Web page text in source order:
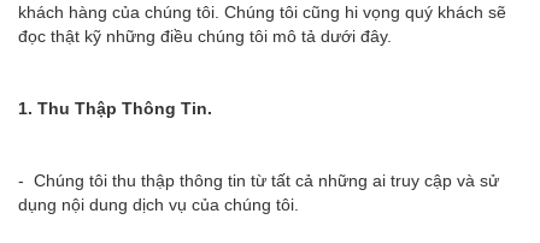
khách hàng của chúng tôi. Chúng tôi cũng hi vọng quý khách sẽ
đọc thật kỹ những điều chúng tôi mô tả dưới đây.
1. Thu Thập Thông Tin.
- Chúng tôi thu thập thông tin từ tất cả những ai truy cập và sử
dụng nội dung dịch vụ của chúng tôi.